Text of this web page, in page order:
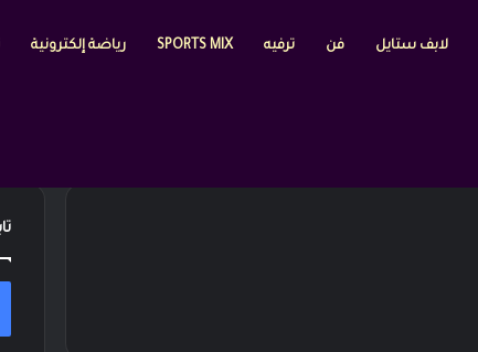
لابف ستايل فن ترفيه SPORTS MIX رياضة إلكترونية